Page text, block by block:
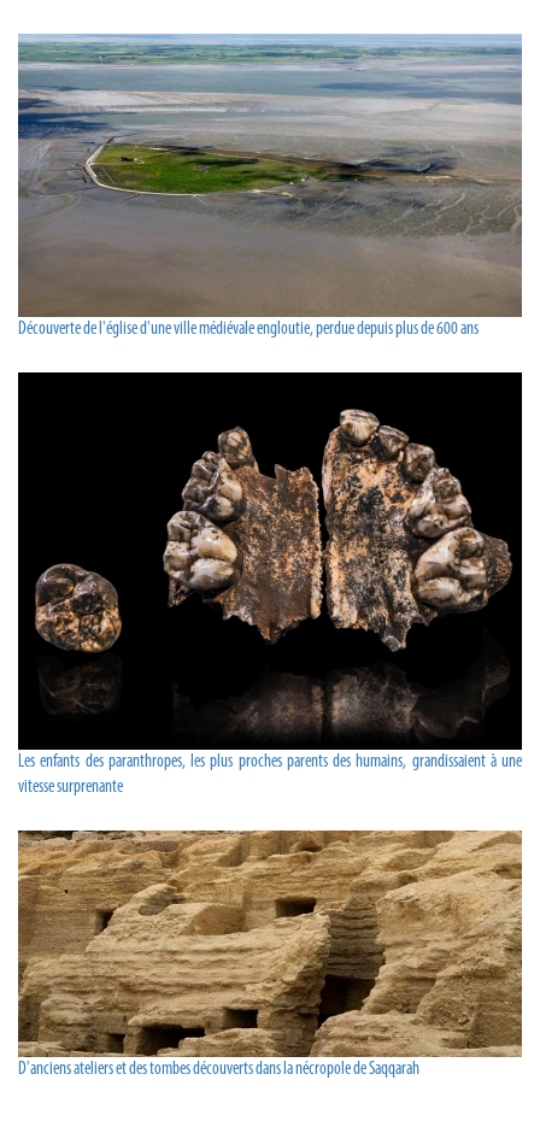
Découverte de l'église d'une ville médiévale engloutie, perdue depuis plus de 600 ans
Les enfants des paranthropes, les plus proches parents des humains, grandissaient à une
vitesse surprenante
D'anciens ateliers et des tombes découverts dans la nécropole de Saqqarah